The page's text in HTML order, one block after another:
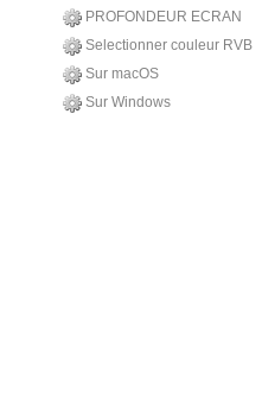
PROFONDEUR ECRAN
Selectionner couleur RVB
Sur macOS
Sur Windows